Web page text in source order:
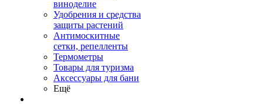
виноделие
Удобрения и средства
защиты растений
Антимоскитные
сетки, репелленты
Термометры
Товары для туризма
Аксессуары для бани
Ещё